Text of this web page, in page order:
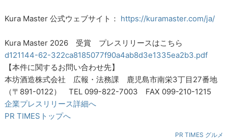
Kura Master 公式ウェブサイト： https://kuramaster.com/ja/
Kura Master 2026 受賞 プレスリリースはこちら
d121144-62-322ca8185077f90a4ab8d3e1335ea2b3.pdf
【本件に関するお問い合わせ先】
本坊酒造株式会社 広報・法務課 鹿児島市南栄3丁目27番地
（〒891-0122） TEL 099-822-7003 FAX 099-210-1215
企業プレスリリース詳細へ
PR TIMESトップへ
PR TIMES グルメ